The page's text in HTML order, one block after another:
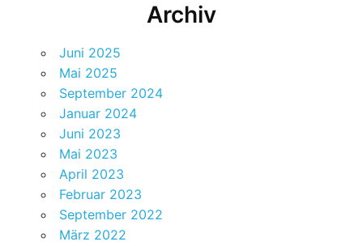
Archiv
Juni 2025
Mai 2025
September 2024
Januar 2024
Juni 2023
Mai 2023
April 2023
Februar 2023
September 2022
März 2022